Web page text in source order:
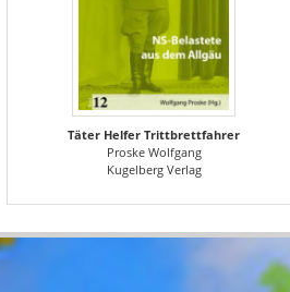
Täter Helfer Trittbrettfahrer
Proske Wolfgang
Kugelberg Verlag